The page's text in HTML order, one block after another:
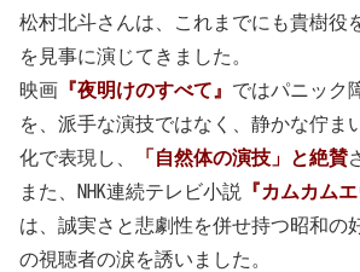
松村北斗さんは、これまでにも貴樹役
を見事に演じてきました。
映画 『夜明けのすべて』 ではパニック
を、派手な演技ではなく、静かな佇ま
化で表現し、
「自然体の演技」と絶賛
また、NHK連続テレビ小説
『カムカム
は、誠実さと悲劇性を併せ持つ昭和の
の視聴者の涙を誘いました。